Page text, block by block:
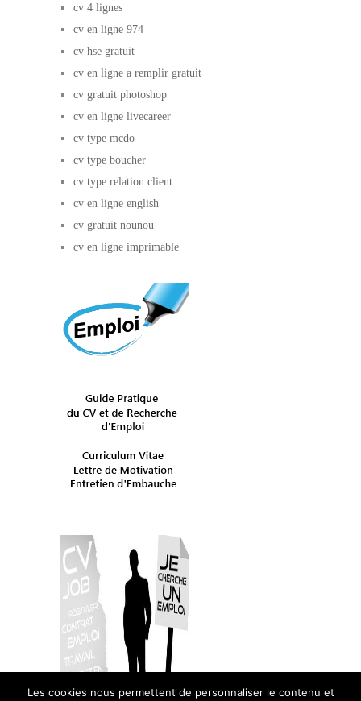
cv 4 lignes
cv en ligne 974
cv hse gratuit
cv en ligne a remplir gratuit
cv gratuit photoshop
cv en ligne livecareer
cv type mcdo
cv type boucher
cv type relation client
cv en ligne english
cv gratuit nounou
cv en ligne imprimable
Les cookies nous permettent de personnaliser le contenu et